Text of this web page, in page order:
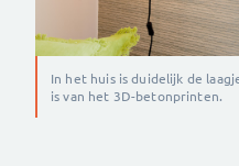
In het huis is duidelijk de
is van het 3D-betonprinten.